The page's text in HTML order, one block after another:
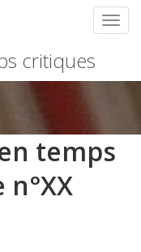
critiques
temps